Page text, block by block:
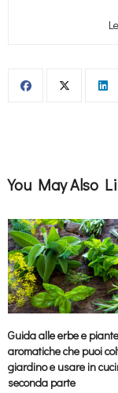
You May Also
Guida alle erbe e piante
aromatiche che puoi
giardino e usare in
seconda parte